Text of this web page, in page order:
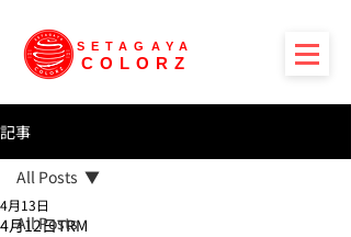
SETAGAYA
COLORZ
記事
All Posts
All Posts
4月12日TRM
4月13日